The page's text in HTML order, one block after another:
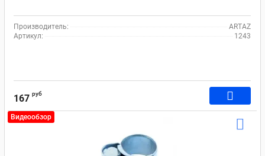
Производитель:
ARTAZ
Артикул:
1243
167 руб
Видеообзор